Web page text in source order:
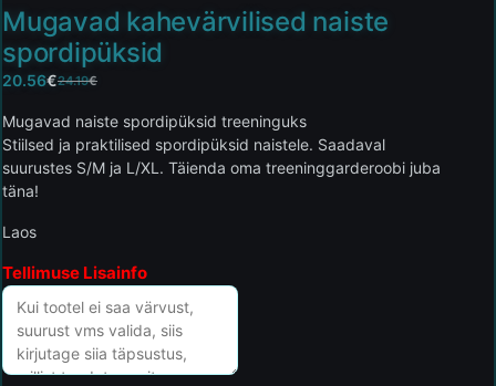
Mugavad kahevärvilised naiste
spordipüksid
24.19€
20.56€
Mugavad naiste spordipüksid treeninguks
Stiilsed ja praktilised spordipüksid naistele. Saadaval
suurustes S/M ja L/XL. Täienda oma treeninggarderoobi juba
täna!
Laos
Tellimuse Lisainfo